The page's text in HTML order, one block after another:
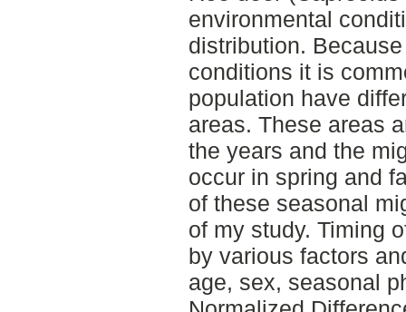
environmental
distribution.
conditions it is
population have
areas. These areas
the years and the
occur in spring and
of these seasonal
of my study. Timing
by various factors
age, sex, seasonal